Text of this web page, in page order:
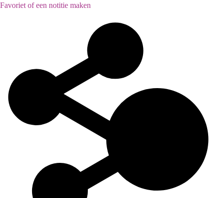
Favoriet of een notitie maken